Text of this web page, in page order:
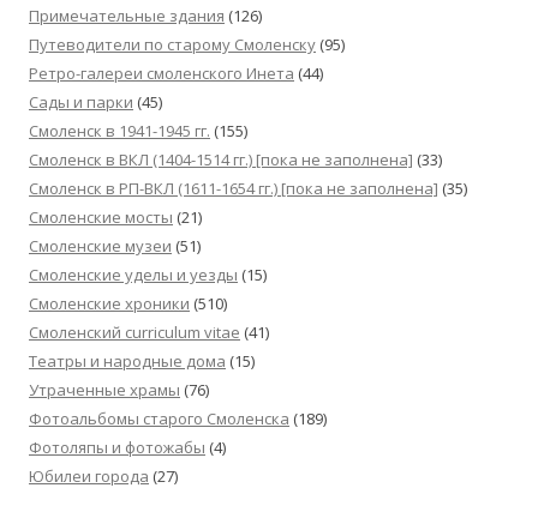
Примечательные здания (126)
Путеводители по старому Смоленску (95)
Ретро-галереи смоленского Инета (44)
Сады и парки (45)
Смоленск в 1941-1945 гг. (155)
Смоленск в ВКЛ (1404-1514 гг.) [пока не заполнена] (33)
Смоленск в РП-ВКЛ (1611-1654 гг.) [пока не заполнена] (35)
Смоленские мосты (21)
Смоленские музеи (51)
Смоленские уделы и уезды (15)
Смоленские хроники (510)
Смоленский сurriculum vitae (41)
Театры и народные дома (15)
Утраченные храмы (76)
Фотоальбомы старого Смоленска (189)
Фотоляпы и фотожабы (4)
Юбилеи города (27)